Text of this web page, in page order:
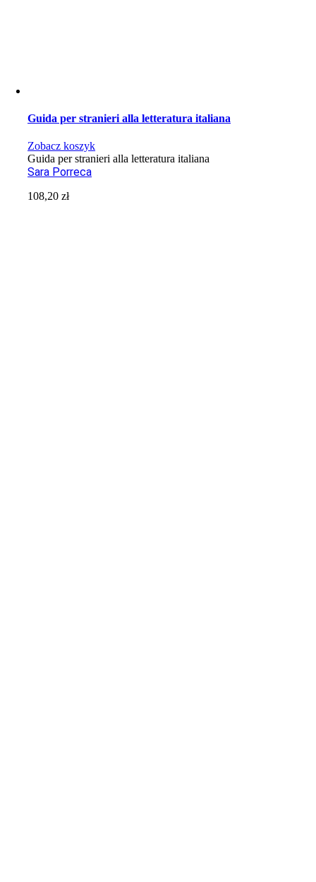
Guida per stranieri alla letteratura italiana
Zobacz koszyk
Guida per stranieri alla letteratura italiana
Sara Porreca
108,20zł